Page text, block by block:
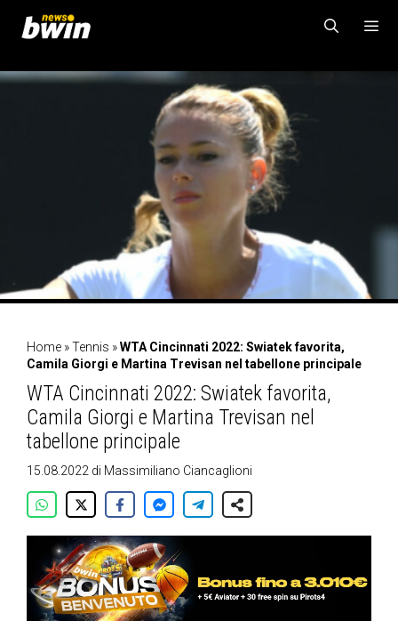
contenuto
Home »Tennis »WTA Cincinnati 2022: Swiatek favorita,
Camila Giorgi e Martina Trevisan nel tabellone principale
WTA Cincinnati 2022: Swiatek favorita,
Camila Giorgi e Martina Trevisan nel
tabellone principale
15.08.2022 di Massimiliano Ciancaglioni